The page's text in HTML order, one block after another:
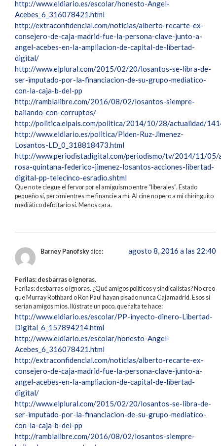
http://www.eldiario.es/escolar/honesto-Angel-
Acebes_6_316078421.html
http://extraconfidencial.com/noticias/alberto-recarte-ex-
consejero-de-caja-madrid-fue-la-persona-clave-junto-a-
angel-acebes-en-la-ampliacion-de-capital-de-libertad-
digital/
http://www.elplural.com/2015/02/20/losantos-se-libra-de-
ser-imputado-por-la-financiacion-de-su-grupo-mediatico-
con-la-caja-b-del-pp
http://ramblalibre.com/2016/08/02/losantos-siempre-
bailando-con-corruptos/
http://politica.elpais.com/politica/2014/10/28/actualidad/
http://www.eldiario.es/politica/Piden-Ruz-Jimenez-
Losantos-LD_0_318818473.html
http://www.periodistadigital.com/periodismo/tv/2014/11/05/
rosa-quintana-federico-jimenez-losantos-acciones-libertad-
digital-pp-telecinco-esradio.shtml
Que no te ciegue el fervor por el amiguismo entre “liberales”. Estado
pequeño sí, pero mientres me financie a mí. Al cine no pero a mi chiringuito
mediático deficitario sí. Menos cara.
Barney Panofskydice: agosto 8, 2016 a las 22:40
Ferilas: desbarras o ignoras.
Ferilas: desbarras o ignoras. ¿Qué amigos políticos y sindicalistas? No creo
que Murray Rothbard o Ron Paul hayan pisado nunca Cajamadrid. Esos sí
serían amigos míos. Ilústrate un poco, que falta te hace:
http://www.eldiario.es/escolar/PP-inyecto-dinero-Libertad-
Digital_6_157894214.html
http://www.eldiario.es/escolar/honesto-Angel-
Acebes_6_316078421.html
http://extraconfidencial.com/noticias/alberto-recarte-ex-
consejero-de-caja-madrid-fue-la-persona-clave-junto-a-
angel-acebes-en-la-ampliacion-de-capital-de-libertad-
digital/
http://www.elplural.com/2015/02/20/losantos-se-libra-de-
ser-imputado-por-la-financiacion-de-su-grupo-mediatico-
con-la-caja-b-del-pp
http://ramblalibre.com/2016/08/02/losantos-siempre-